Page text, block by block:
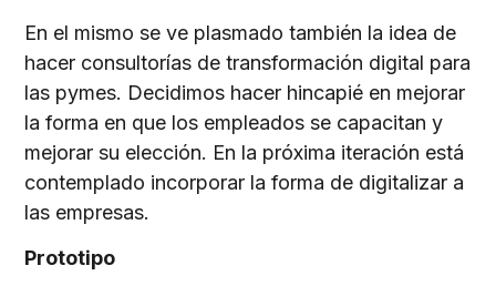
En el mismo se ve plasmado también la idea de
hacer consultorías de transformación digital para
las pymes. Decidimos hacer hincapié en mejorar
la forma en que los empleados se capacitan y
mejorar su elección. En la próxima iteración está
contemplado incorporar la forma de digitalizar a
las empresas.
Prototipo